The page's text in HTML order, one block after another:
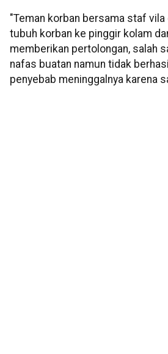
"Teman korban bersama staf
tubuh korban ke pinggir kolam
memberikan pertolongan, salah
nafas buatan namun tidak
penyebab meninggalnya karena